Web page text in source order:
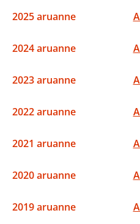
2025 aruanne
2024 aruanne
2023 aruanne
2022 aruanne
2021 aruanne
2020 aruanne
2019 aruanne